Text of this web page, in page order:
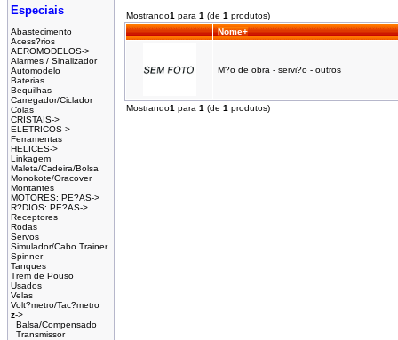
Especiais
Abastecimento
Acess?rios
AEROMODELOS->
Alarmes / Sinalizador
Automodelo
Baterias
Bequilhas
Carregador/Ciclador
Colas
CRISTAIS->
ELETRICOS->
Ferramentas
HELICES->
Linkagem
Maleta/Cadeira/Bolsa
Monokote/Oracover
Montantes
MOTORES: PE?AS->
R?DIOS: PE?AS->
Receptores
Rodas
Servos
Simulador/Cabo Trainer
Spinner
Tanques
Trem de Pouso
Usados
Velas
Volt?metro/Tac?metro
z->
Balsa/Compensado
Transmissor
Mostrando1 para 1 (de 1 produtos)
Nome+
M?o de obra - servi?o - outros
Mostrando1 para 1 (de 1 produtos)